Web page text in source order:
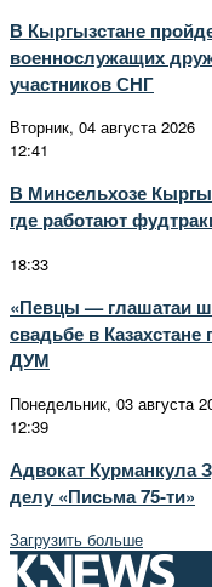
В Кыргызстане
военнослужащих
участников СНГ
Вторник, 04 августа 2026
12:41
В Минсельхозе
где работают
18:33
«Певцы — глашатаи
свадьбе в
ДУМ
Понедельник, 03 августа
12:39
Адвокат Курманкула
делу «Письма 75-ти»
Загрузить больше